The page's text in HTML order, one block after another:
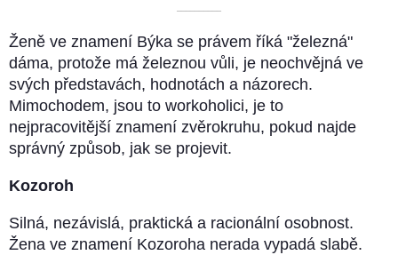
––––––––––
Ženě ve znamení Býka se právem říká "železná"
dáma, protože má železnou vůli, je neochvějná ve
svých představách, hodnotách a názorech.
Mimochodem, jsou to workoholici, je to
nejpracovitější znamení zvěrokruhu, pokud najde
správný způsob, jak se projevit.
Kozoroh
Silná, nezávislá, praktická a racionální osobnost.
Žena ve znamení Kozoroha nerada vypadá slabě.